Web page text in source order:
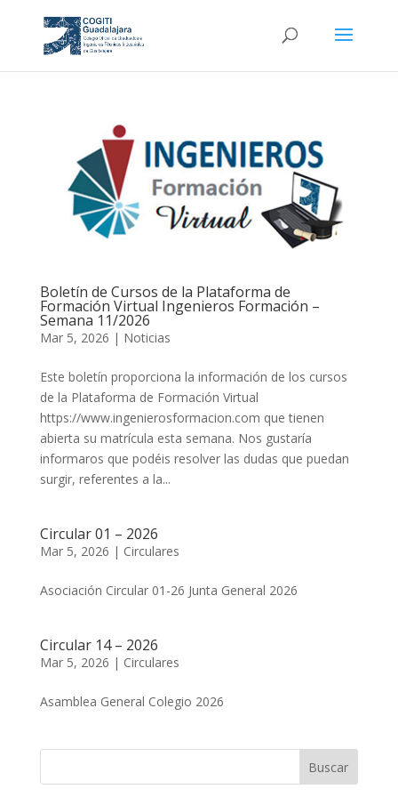
Boletín de Cursos de la Plataforma de
Formación Virtual Ingenieros Formación –
Semana 11/2026
Mar 5, 2026 | Noticias
Este boletín proporciona la información de los cursos
de la Plataforma de Formación Virtual
https://www.ingenierosformacion.com que tienen
abierta su matrícula esta semana. Nos gustaría
informaros que podéis resolver las dudas que puedan
surgir, referentes a la...
Circular 01 – 2026
Mar 5, 2026 | Circulares
Asociación Circular 01-26 Junta General 2026
Circular 14 – 2026
Mar 5, 2026 | Circulares
Asamblea General Colegio 2026
Buscar